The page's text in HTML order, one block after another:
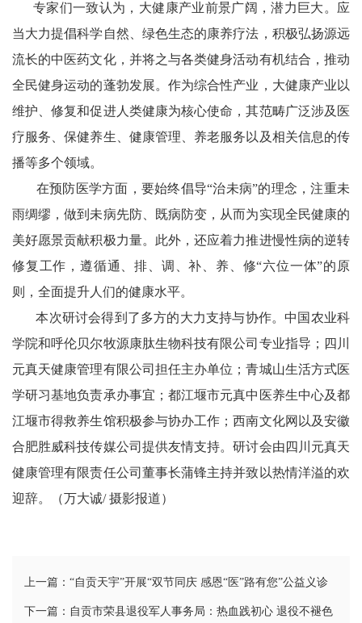
专家们一致认为，大健康产业前景广阔，潜力巨大。应
当大力提倡科学自然、绿色生态的康养疗法，积极弘扬源远
流长的中医药文化，并将之与各类健身活动有机结合，推动
全民健身运动的蓬勃发展。作为综合性产业，大健康产业以
维护、修复和促进人类健康为核心使命，其范畴广泛涉及医
疗服务、保健养生、健康管理、养老服务以及相关信息的传
播等多个领域。
在预防医学方面，要始终倡导“治未病”的理念，注重未
雨绸缪，做到未病先防、既病防变，从而为实现全民健康的
美好愿景贡献积极力量。此外，还应着力推进慢性病的逆转
修复工作，遵循通、排、调、补、养、修“六位一体”的原
则，全面提升人们的健康水平。
本次研讨会得到了多方的大力支持与协作。中国农业科
学院和呼伦贝尔牧源康肽生物科技有限公司专业指导；四川
元真天健康管理有限公司担任主办单位；青城山生活方式医
学研习基地负责承办事宜；都江堰市元真中医养生中心及都
江堰市得救养生馆积极参与协办工作；西南文化网以及安徽
合肥胜威科技传媒公司提供友情支持。研讨会由四川元真天
健康管理有限责任公司董事长蒲锋主持并致以热情洋溢的欢
迎辞。（万大诚/ 摄影报道）
上一篇：“自贡天宇”开展“双节同庆 感恩“医”路有您”公益义诊
下一篇：自贡市荣县退役军人事务局：热血践初心 退役不褪色